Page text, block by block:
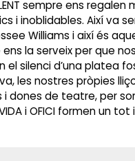
sempre ens regalen
i inoblidables. Així va
Williams i així és
la serveix per que
el silenci d’una platea
les nostres pròpies
i dones de teatre, per
i OFICI formen un